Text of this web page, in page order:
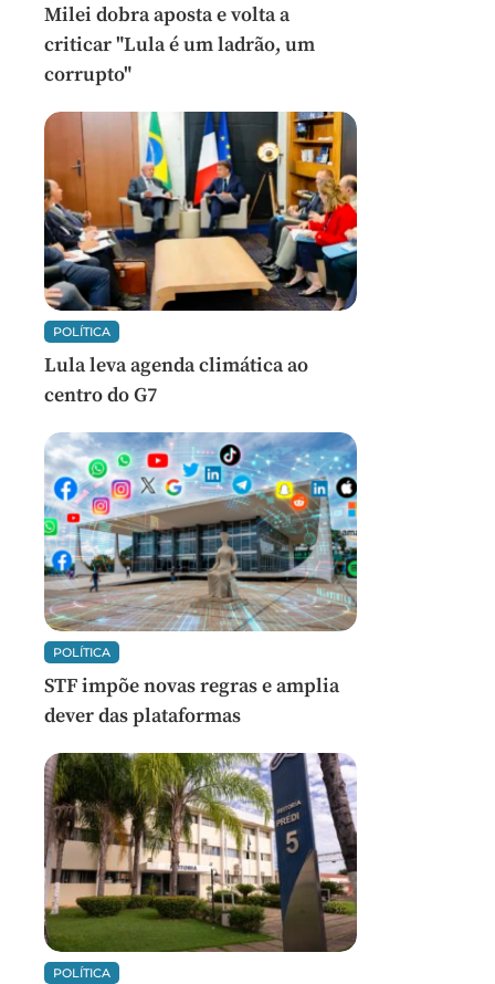
Milei dobra aposta e volta a
criticar "Lula é um ladrão, um
corrupto"
POLÍTICA
Lula leva agenda climática ao
centro do G7
POLÍTICA
STF impõe novas regras e amplia
dever das plataformas
POLÍTICA